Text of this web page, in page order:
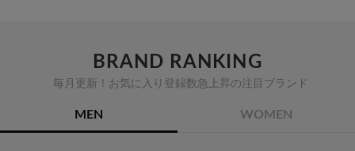
BRAND RANKING
毎月更新！お気に入り登録数急上昇の注目ブランド
MEN WOMEN